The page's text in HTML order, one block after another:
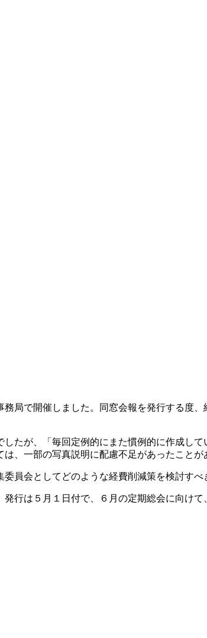
局で開催しました。同窓会報を発行する度
たが、「毎回定例的にまた慣例的に作成し
、一部の写真説明に配慮不足があったことが
員会としてどのような経費削減策を検討すべ
行は５月１日付で、６月の定期総会に向け